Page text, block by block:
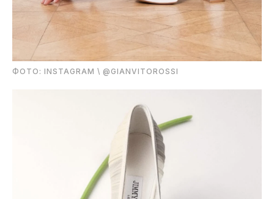
ФОТО: INSTAGRAM \ @GIANVITOROSSI